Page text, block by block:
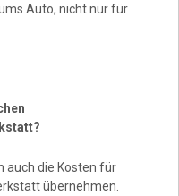
Auto, nicht nur für
auch die Kosten für
übernehmen.